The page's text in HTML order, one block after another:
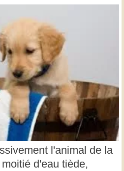
l'animal de la
d'eau tiède,